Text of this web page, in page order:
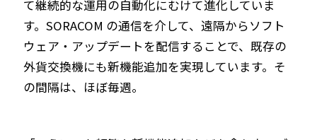
て継続的な運用の自動化にむけて進化していま
す。SORACOM の通信を介して、遠隔からソフト
ウェア・アップデートを配信することで、既存の
外貨交換機にも新機能追加を実現しています。そ
の間隔は、ほぼ毎週。